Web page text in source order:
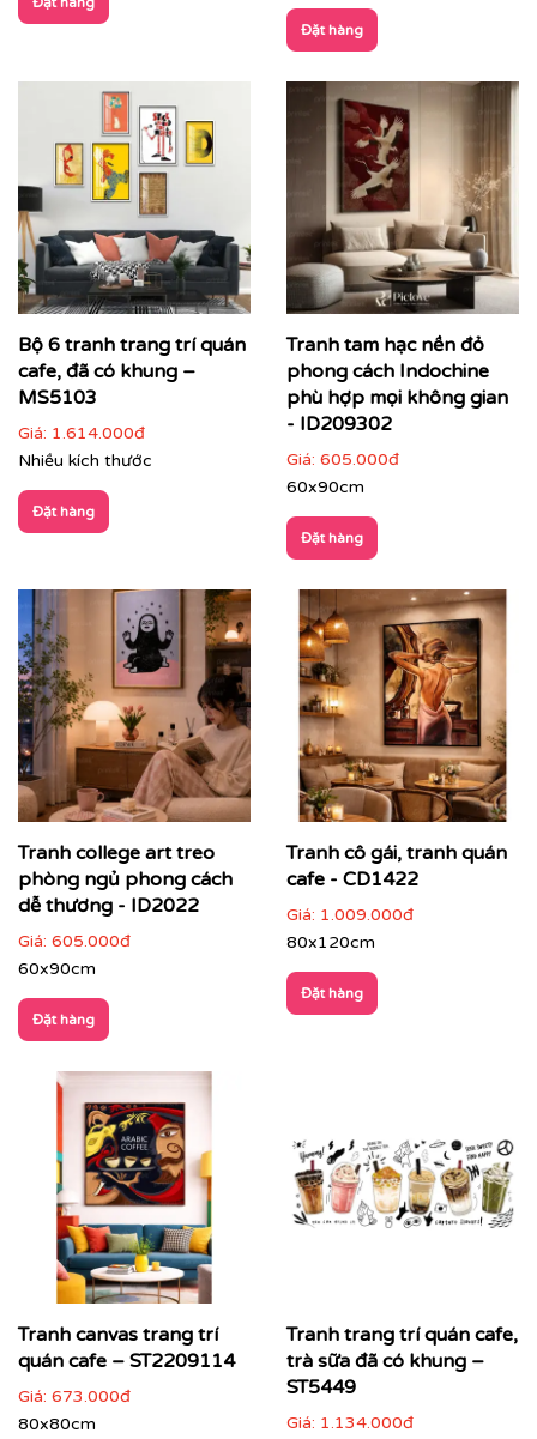
Đặt hàng
Bộ 6 tranh trang trí quán
cafe, đã có khung –
MS5103
Giá: 1.614.000đ
Nhiều kích thước
Đặt hàng
Tranh tam hạc nền đỏ
phong cách Indochine
phù hợp mọi không gian
- ID209302
Giá: 605.000đ
60x90cm
Đặt hàng
Tranh college art treo
phòng ngủ phong cách
dễ thương - ID2022
Giá: 605.000đ
60x90cm
Đặt hàng
Tranh cô gái, tranh quán
cafe - CD1422
Giá: 1.009.000đ
80x120cm
Đặt hàng
Tranh canvas trang trí
quán cafe – ST2209114
Giá: 673.000đ
80x80cm
Tranh trang trí quán cafe,
trà sữa đã có khung –
ST5449
Giá: 1.134.000đ